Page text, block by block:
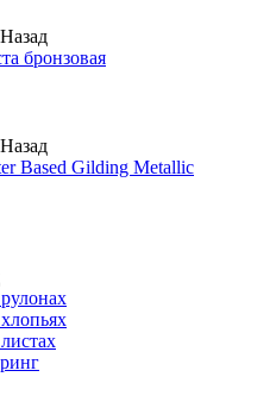
Назад
бронзовая
Назад
Based Gilding Metallic